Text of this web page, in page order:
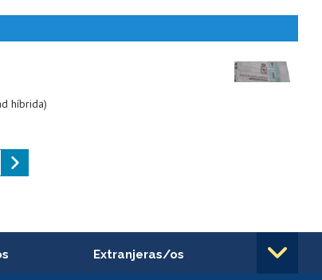
híbrida)
Extranjeras/os